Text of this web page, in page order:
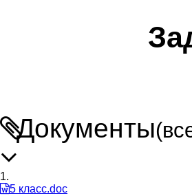
Документы
1.
5 класс.doc